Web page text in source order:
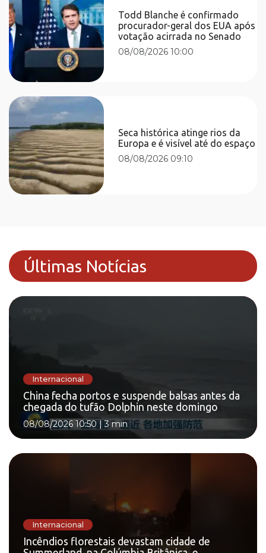
Todd Blanche é confirmado
procurador-geral dos EUA após
votação acirrada no Senado
08/08/2026 10:00
Seca histórica atinge rios da
Europa e é visível até do espaço
08/08/2026 09:10
Últimas Notícias
Internacional
China fecha portos e suspende balsas antes da
chegada do tufão Dolphin neste domingo
08/08/2026 10:50|3 min
Internacional
Incêndios florestais devastam cidade de